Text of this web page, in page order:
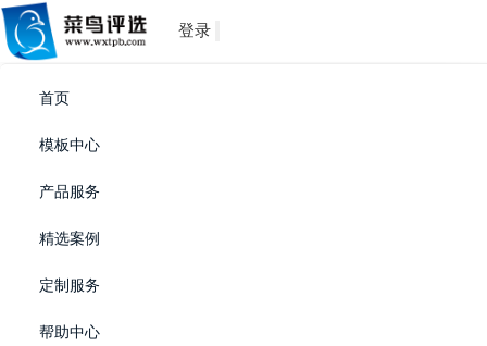
登录
首页
模板中心
产品服务
精选案例
定制服务
帮助中心